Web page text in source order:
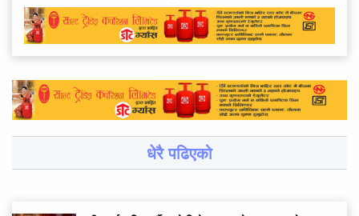
धेरै पढिएको